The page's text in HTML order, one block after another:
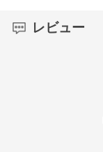
レビュー